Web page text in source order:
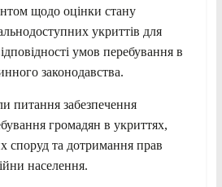
щодо оцінки стану
укриттів для
умов перебування в
законодавства.
питання забезпечення
громадян в укриттях,
споруд та дотримання прав
населення.